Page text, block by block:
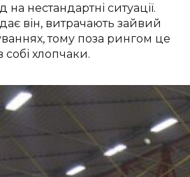
нестандартні ситуації.
він, витрачають зайвий
тому поза рингом це
собі хлопчаки.